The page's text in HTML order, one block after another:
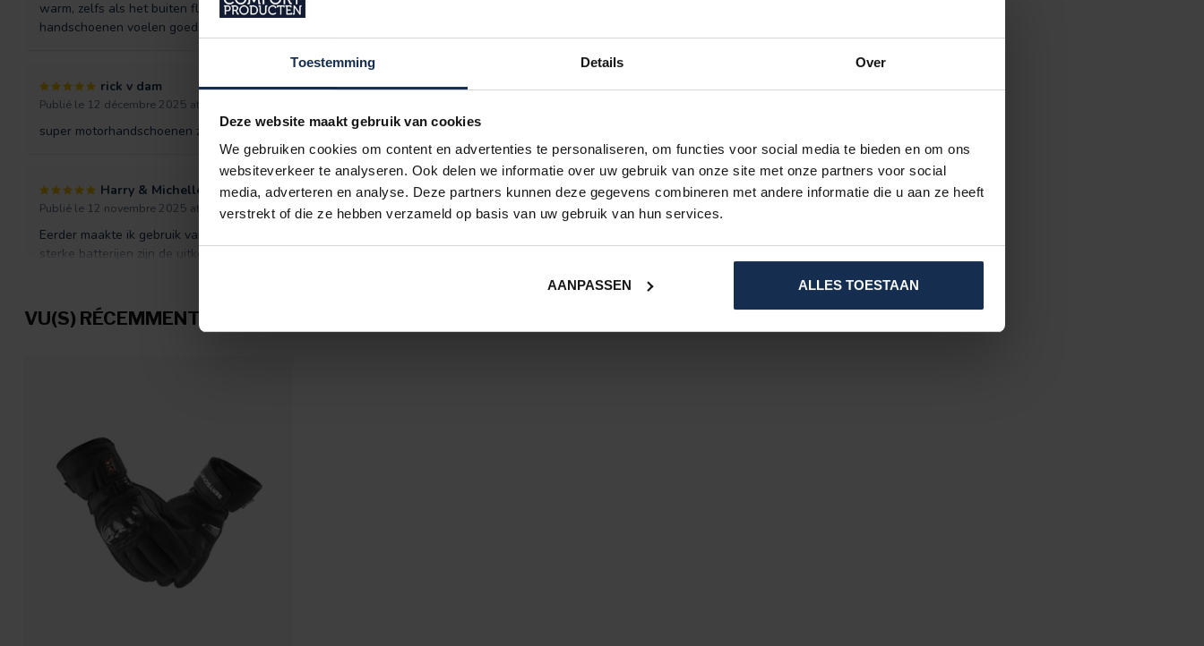
Toestemming Details Over
Deze website maakt gebruik van cookies
We gebruiken cookies om content en advertenties te personaliseren, om functies voor social media te bieden en om ons
websiteverkeer te analyseren. Ook delen we informatie over uw gebruik van onze site met onze partners voor social
media, adverteren en analyse. Deze partners kunnen deze gegevens combineren met andere informatie die u aan ze heeft
verstrekt of die ze hebben verzameld op basis van uw gebruik van hun services.
AANPASSEN ALLES TOESTAAN
warm, zelfs als het buiten flink afkoelt. De USB-oplaadbare accu is eenvoudig te gebruiken en de
handschoenen voelen goed stevig en kwalitatief aan
rick v dam
Publié le 12 décembre 2025 at 09:00
super motorhandschoenen zeer snel geleverd en warme handen
Harry & Michelle
Publié le 12 novembre 2025 at 13:12
Eerder maakte ik gebruik van 12v handschoenen, maar vond het gedoe met kabels. Deze handschoenen met
sterke batterijen zijn de uitkomst, mijn vrouw gebruikt de verlengkabels erbij zodat de accu's niet bij de pols
John vd Heijden
Publié le 26 février 2025 at 10:48
Mooi, fijn, en een handige batterij indicator.
Ton
Publié le 21 février 2025 at 08:45
Fijn op de koude ochtenden!
VU(S) RÉCEMMENT